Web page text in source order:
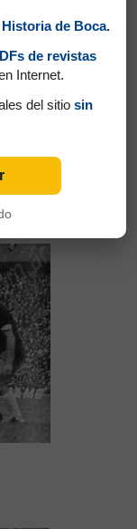
de Boca.
de revistas
Internet.
del sitio sin